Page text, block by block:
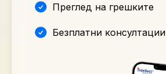
Преглед на грешките
Безплатни консултации